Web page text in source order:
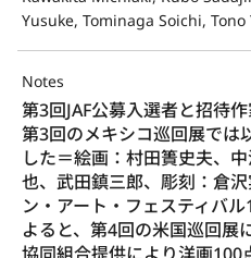
Yusuke, Tominaga Soichi,
Notes
第3回JAF公募入選者と招待
第3回のメキシコ巡回展では
した＝絵画：村田簣史夫、
也、武田鎮三郎、彫刻：倉
ン・アート・フェスティバ
よると、第4回の米国巡回展
協同組合提供により洋画100